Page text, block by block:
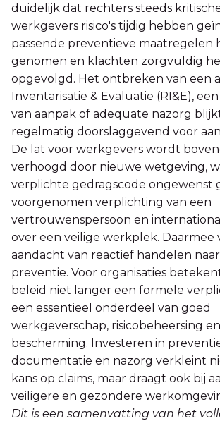
duidelijk dat rechters steeds
werkgevers risico's tijdig hebben
passende preventieve maatregelen
genomen en klachten zorgvuldig
opgevolgd. Het ontbreken van een
Inventarisatie & Evaluatie (RI&E),
van aanpak of adequate nazorg
regelmatig doorslaggevend voor
De lat voor werkgevers wordt
verhoogd door nieuwe wetgeving,
verplichte gedragscode ongewenst
voorgenomen verplichting van een
vertrouwenspersoon en
over een veilige werkplek. Daarmee
aandacht van reactief handelen
preventie. Voor organisaties
beleid niet langer een formele
een essentieel onderdeel van goed
werkgeverschap, risicobeheersing
bescherming. Investeren in
documentatie en nazorg verkleint
kans op claims, maar draagt ook bij
veiligere en gezondere
Dit is een samenvatting van het